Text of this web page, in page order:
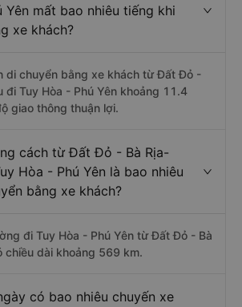
Yên mất bao nhiêu tiếng khi
xe khách?
di chuyển bằng xe khách từ Đất Đỏ -
đi Tuy Hòa - Phú Yên khoảng 11.4
giao thông thuận lợi.
cách từ Đất Đỏ - Bà Rịa-
Hòa - Phú Yên là bao nhiêu
bằng xe khách?
đi Tuy Hòa - Phú Yên từ Đất Đỏ - Bà
chiều dài khoảng 569 km.
có bao nhiêu chuyến xe